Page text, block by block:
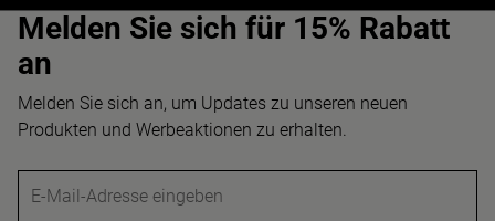
Melden Sie sich für 15% Rabatt
an
Melden Sie sich an, um Updates zu unseren neuen
Produkten und Werbeaktionen zu erhalten.
E-Mail-Adresse eingeben